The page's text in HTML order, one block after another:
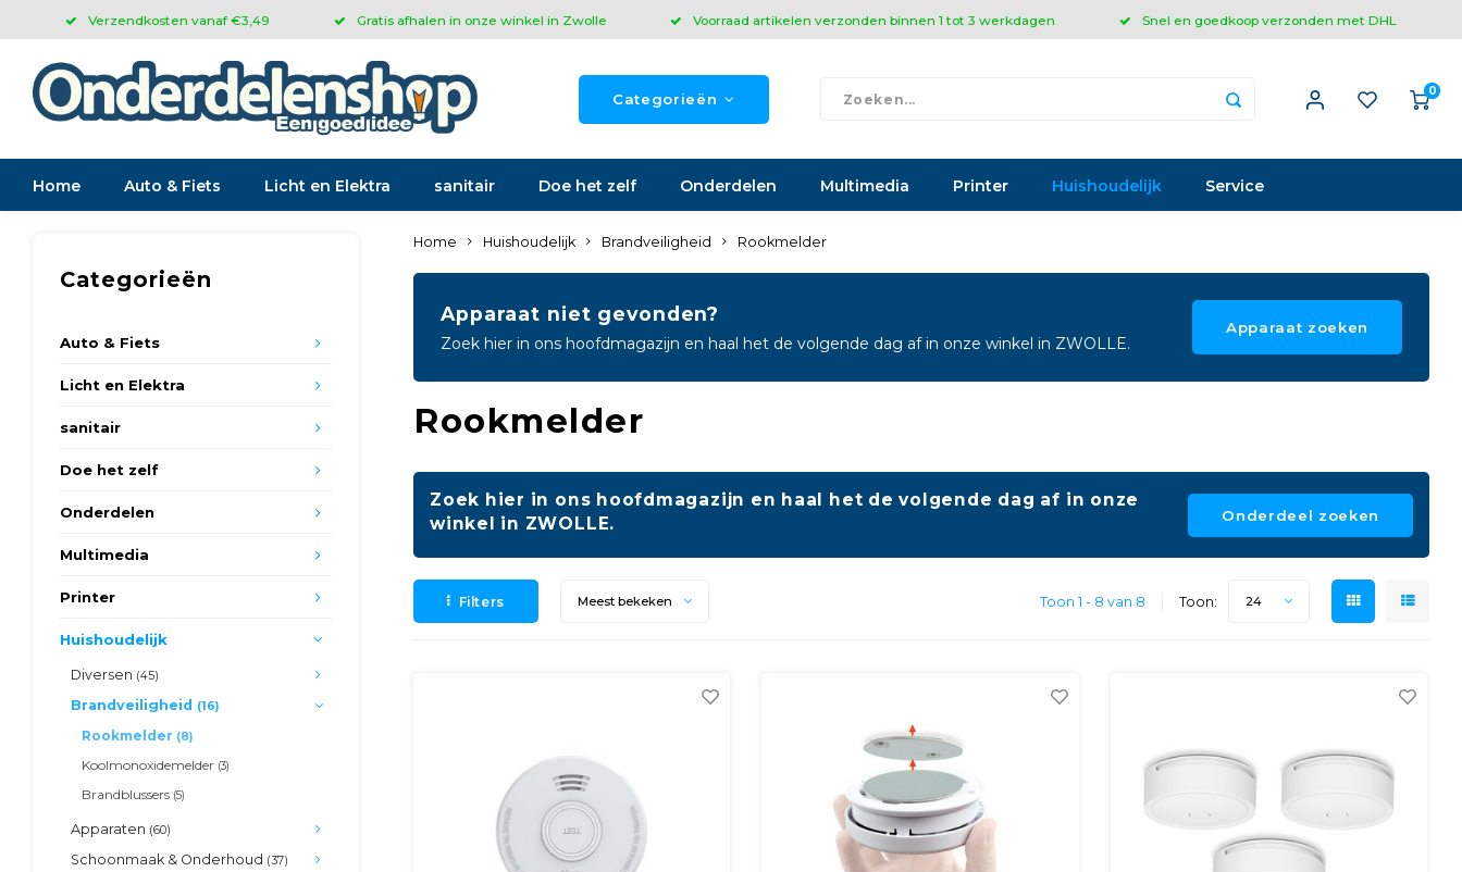
Verzendkosten vanaf €3,49 Gratis afhalen in onze winkel in Zwolle Voorraad artikelen verzonden binnen 1 tot 3 werkdagen Snel en goedkoop verzonden met DHL
Categorieën 0
Home Auto & Fiets Licht en Elektra sanitair Doe het zelf Onderdelen Multimedia Printer Huishoudelijk Service
Categorieën
Auto & Fiets
Licht en Elektra
sanitair
Doe het zelf
Onderdelen
Multimedia
Printer
Huishoudelijk
Diversen (45)
Brandveiligheid (16)
Rookmelder (8)
Koolmonoxidemelder (3)
Brandblussers (5)
Apparaten (60)
Schoonmaak & Onderhoud (37)
Home Huishoudelijk Brandveiligheid Rookmelder
Apparaat niet gevonden?
Zoek hier in ons hoofdmagazijn en haal het de volgende dag af in onze winkel in ZWOLLE.
Apparaat zoeken
Rookmelder
Zoek hier in ons hoofdmagazijn en haal het de volgende dag af in onze
winkel in ZWOLLE.
Onderdeel zoeken
Filters Meest bekeken Toon 1 - 8 van 8 Toon: 24